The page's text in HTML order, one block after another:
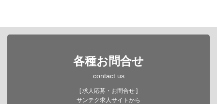
各種お問合せ
contact us
[ 求人応募・お問合せ ]
サンテク求人サイトから